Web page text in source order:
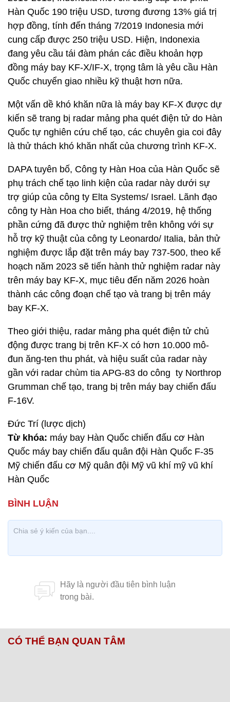
Hàn Quốc 190 triệu USD, tương đương 13% giá trị
hợp đồng, tính đến tháng 7/2019 Indonesia mới
cung cấp được 250 triệu USD. Hiện, Indonexia
đang yêu cầu tái đàm phán các điều khoản hợp
đồng máy bay KF-X/IF-X, trọng tâm là yêu cầu Hàn
Quốc chuyển giao nhiều kỹ thuật hơn nữa.
Một vấn dề khó khăn nữa là máy bay KF-X được dự
kiến sẽ trang bị radar mảng pha quét điện tử do Hàn
Quốc tự nghiên cứu chế tạo, các chuyên gia coi đây
là thử thách khó khăn nhất của chương trình KF-X.
DAPA tuyên bố, Công ty Hàn Hoa của Hàn Quốc sẽ
phụ trách chế tạo linh kiện của radar này dưới sự
trợ giúp của công ty Elta Systems/ Israel. Lãnh đạo
công ty Hàn Hoa cho biết, tháng 4/2019, hệ thống
phần cứng đã được thử nghiệm trên không với sự
hỗ trợ kỹ thuật của công ty Leonardo/ Italia, bản thử
nghiệm được lắp đặt trên máy bay 737-500, theo kế
hoạch năm 2023 sẽ tiến hành thử nghiệm radar này
trên máy bay KF-X, mục tiêu đến năm 2026 hoàn
thành các công đoạn chế tạo và trang bị trên máy
bay KF-X.
Theo giới thiệu, radar mảng pha quét điện tử chủ
động được trang bị trên KF-X có hơn 10.000 mô-
đun ăng-ten thu phát, và hiệu suất của radar này
gần với radar chùm tia APG-83 do công ty Northrop
Grumman chế tạo, trang bị trên máy bay chiến đấu
F-16V.
Đức Trí (lược dịch)
Từ khóa: máy bay Hàn Quốc chiến đấu cơ Hàn
Quốc máy bay chiến đấu quân đội Hàn Quốc F-35
Mỹ chiến đấu cơ Mỹ quân đội Mỹ vũ khí mỹ vũ khí
Hàn Quốc
CÓ THỂ BẠN QUAN TÂM